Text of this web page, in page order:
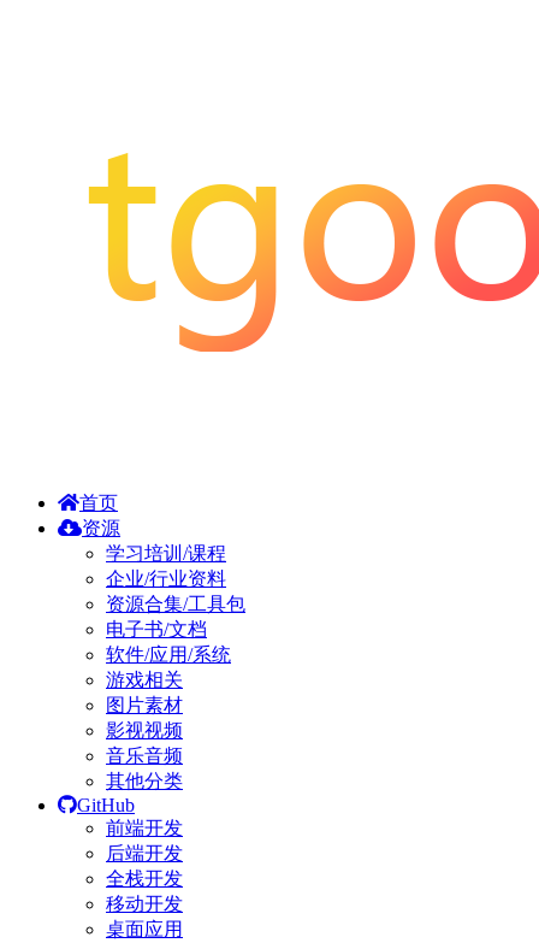
首页
资源
学习培训/课程
企业/行业资料
资源合集/工具包
电子书/文档
软件/应用/系统
游戏相关
图片素材
影视视频
音乐音频
其他分类
GitHub
前端开发
后端开发
全栈开发
移动开发
桌面应用